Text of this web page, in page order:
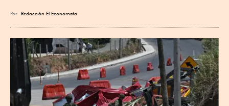
Por Redacción El Economista